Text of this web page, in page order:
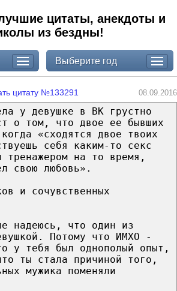
цитаты, анекдоты и
из бездны!
Выберите год
цитату №133291 08.09.2016
у девушке в ВК грустно
о том, что двое ее бывших
«сходятся двое твоих
себя каким-то секс
тренажером на то время,
свою любовь».
и сочувственных
надеюсь, что один из
Потому что ИМХО -
у тебя был однополый опыт,
ты стала причиной того,
мужика поменяли